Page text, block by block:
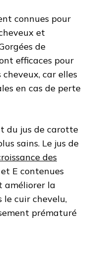
connues pour
et
de
efficaces pour
car elles
en cas de perte
du jus de carotte
sains. Le jus de
des
E contenues
améliorer la
cuir chevelu,
prématuré